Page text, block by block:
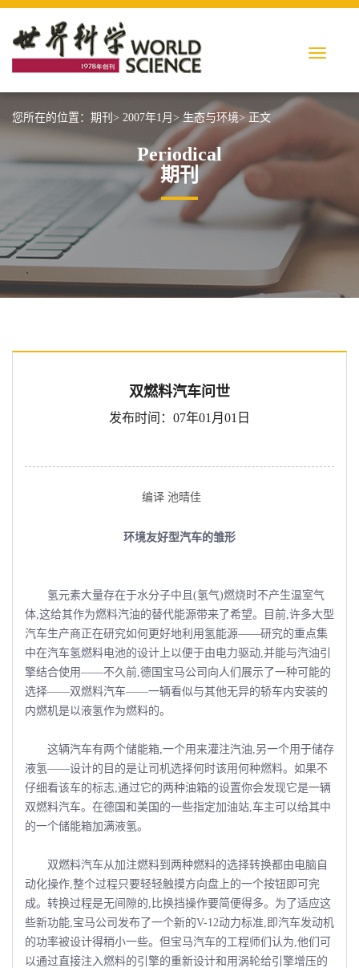
您所在的位置： 期刊> 2007年1月> 生态与环境> 正文
Periodical
期刊
双燃料汽车问世
发布时间：07年01月01日
编译 池晴佳
环境友好型汽车的雏形
氢元素大量存在于水分子中且(氢气)燃烧时不产生温室气
体,这给其作为燃料汽油的替代能源带来了希望。目前,许多大型
汽车生产商正在研究如何更好地利用氢能源——研究的重点集
中在汽车氢燃料电池的设计上以便于由电力驱动,并能与汽油引
擎结合使用——不久前,德国宝马公司向人们展示了一种可能的
选择——双燃料汽车——一辆看似与其他无异的轿车内安装的
内燃机是以液氢作为燃料的。
这辆汽车有两个储能箱,一个用来灌注汽油,另一个用于储存
液氢——设计的目的是让司机选择何时该用何种燃料。如果不
仔细看该车的标志,通过它的两种油箱的设置你会发现它是一辆
双燃料汽车。在德国和美国的一些指定加油站,车主可以给其中
的一个储能箱加满液氢。
双燃料汽车从加注燃料到两种燃料的选择转换都由电脑自
动化操作,整个过程只要轻轻触摸方向盘上的一个按钮即可完
成。转换过程是无间隙的,比换挡操作要简便得多。为了适应这
些新功能,宝马公司发布了一个新的V-12动力标准,即汽车发动机
的功率被设计得稍小一些。但宝马汽车的工程师们认为,他们可
以通过直接注入燃料的引擎的重新设计和用涡轮给引擎增压的